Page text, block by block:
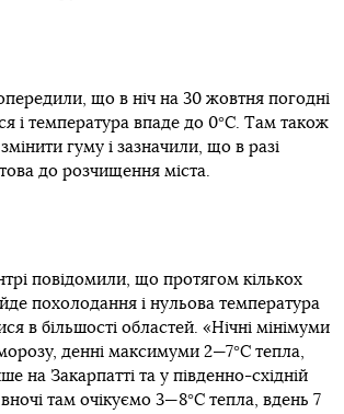
що в ніч на 30 жовтня погодні
і температура впаде до 0°C. Там також
гуму і зазначили, що в разі
до розчищення міста.
повідомили, що протягом кількох
похолодання і нульова температура
в більшості областей. «Нічні мінімуми
денні максимуми 2—7°C тепла,
на Закарпатті та у південно-східній
там очікуємо 3—8°C тепла, вдень 7